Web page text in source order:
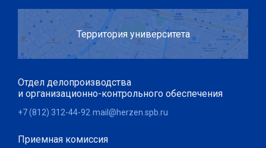
Территория университета
Отдел делопроизводства
и организационно-контрольного обеспечения
+7 (812) 312-44-92 mail@herzen.spb.ru
Приемная комиссия